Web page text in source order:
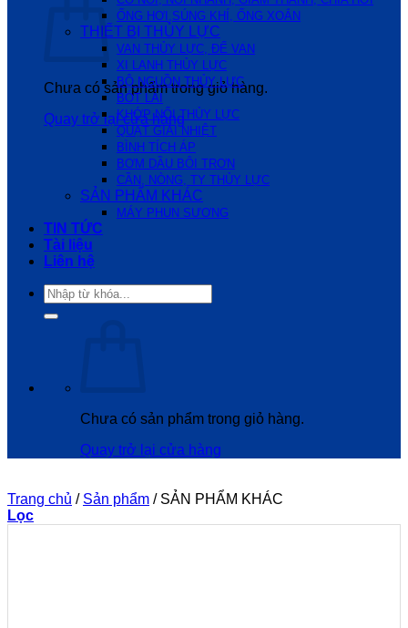
Chưa có sản phẩm trong giỏ hàng.
Quay trở lại cửa hàng
ỐNG HƠI,SÚNG KHÍ, ỐNG XOẮN
THIẾT BỊ THỦY LỰC
VAN THỦY LỰC, ĐẾ VAN
XI LANH THỦY LỰC
BỘ NGUỒN THỦY LỰC
BÓT LÁI
KHỚP NỐI THỦY LỰC
QUẠT GIẢI NHIỆT
BÌNH TÍCH ÁP
BƠM DẦU BÔI TRƠN
CẦN, NÒNG, TY THỦY LỰC
SẢN PHẨM KHÁC
MÁY PHUN SƯƠNG
TIN TỨC
Tài liệu
Liên hệ
Tìm
kiếm:
Chưa có sản phẩm trong giỏ hàng.
Quay trở lại cửa hàng
Trang chủ / Sản phẩm /SẢN PHẨM KHÁC
Lọc